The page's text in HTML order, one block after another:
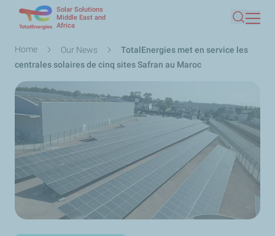
main
content
Solar Solutions
Middle East and
Africa
Search
Breadcrumb
Home Our News
TotalEnergies met en service les
centrales solaires de cinq sites Safran au Maroc